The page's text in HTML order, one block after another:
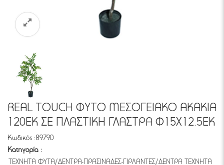
REAL TOUCH ΦΥΤΟ ΜΕΣΟΓΕΙΑΚΟ ΑΚΑΚΙΑ
120ΕΚ ΣΕ ΠΛΑΣΤΙΚΗ ΓΛΑΣΤΡΑ Φ15Χ12.5ΕΚ
Κωδικός :89790
Κατηγορία :
ΤΕΧΝΗΤΑ ΦΥΤΑ/ΔΕΝΤΡΑ-ΠΡΑΣΙΝΑΔΕΣ-ΓΙΡΛΑΝΤΕΣ/ΔΕΝΤΡΑ ΤΕΧΝΗΤΑ